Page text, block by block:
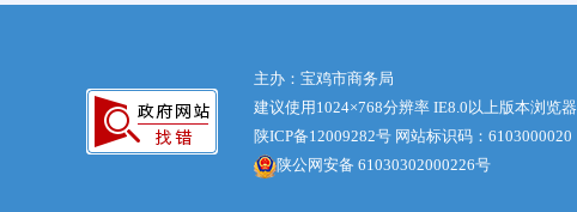
主办：宝鸡市商务局
建议使用1024×768分辨率 IE8.0以上版本浏览器
陕ICP备12009282号 网站标识码：6103000020
陕公网安备 61030302000226号